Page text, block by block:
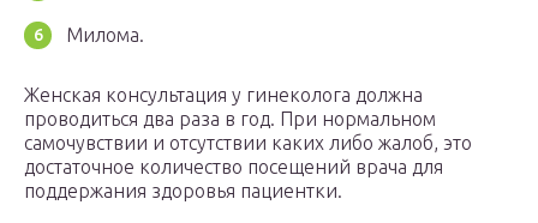
Милома.
Женская консультация у гинеколога должна
проводиться два раза в год. При нормальном
самочувствии и отсутствии каких либо жалоб, это
достаточное количество посещений врача для
поддержания здоровья пациентки.